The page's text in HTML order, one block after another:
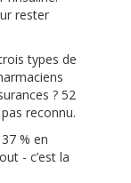
rester
types de
? 52
reconnu.
% en
- c’est la